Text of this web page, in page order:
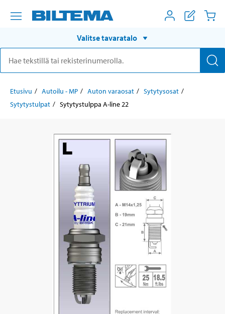
Valitse tavaratalo
Etusivu Autoilu - MP Auton varaosat
Sytytysosat
Sytytystulpat
Sytytystulppa A-line 22